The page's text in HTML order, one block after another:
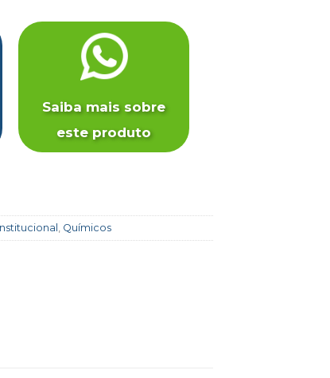
Saiba mais sobre
este produto
, Químicos